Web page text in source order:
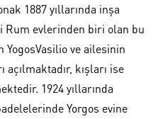
1887 yıllarında inşa
Rum evlerinden biri olan bu
ve ailesinin
açılmaktadır, kışları ise
1924 yıllarında
Yorgos evine